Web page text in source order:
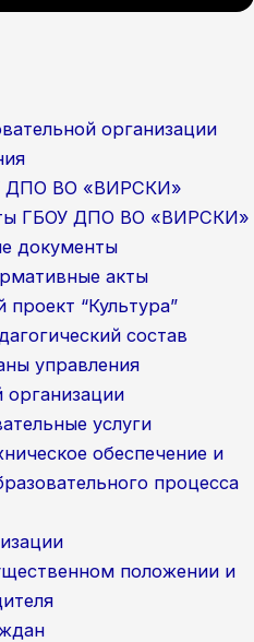
организации
ДПО ВО «ВИРСКИ»
ГБОУ ДПО ВО «ВИРСКИ»
документы
акты
“Культура”
состав
управления
организации
услуги
обеспечение и
процесса
положении и